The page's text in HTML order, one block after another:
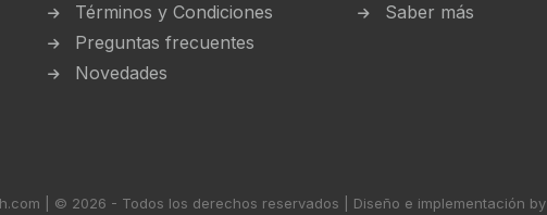
Términos y Condiciones
Preguntas frecuentes
Novedades
Saber más
| © 2026 - Todos los derechos reservados | Diseño e implementación by